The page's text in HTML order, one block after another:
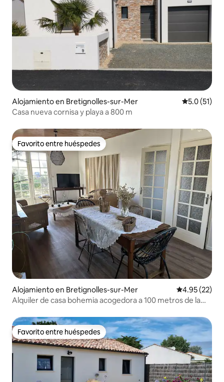
Alojamiento en Bretignolles-sur-Mer Calificación
5.0 (51)
Casa nueva cornisa y playa a 800 m
Favorito entre huéspedes
Favorito entre huéspedes
Alojamiento en Bretignolles-sur-Mer Calificación
4.95 (22)
Alquiler de casa bohemia acogedora a 100 metros de la
Favorito entre huéspedes
Favorito entre huéspedes